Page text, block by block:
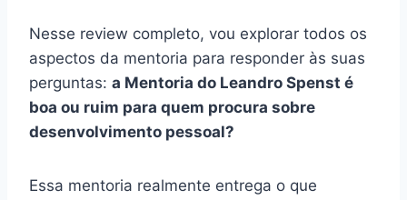
Nesse review completo, vou explorar todos os
aspectos da mentoria para responder às suas
perguntas: a Mentoria do Leandro Spenst é
boa ou ruim para quem procura sobre
desenvolvimento pessoal?
Essa mentoria realmente entrega o que